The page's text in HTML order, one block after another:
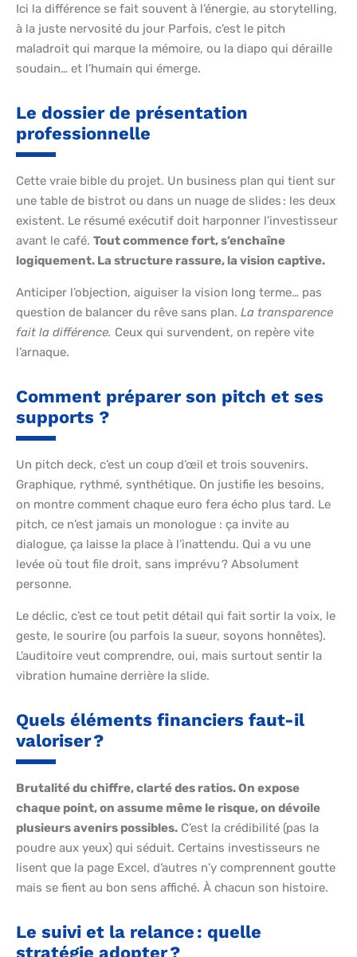
Ici la différence se fait souvent à l’énergie, au storytelling,
à la juste nervosité du jour Parfois, c’est le pitch
maladroit qui marque la mémoire, ou la diapo qui déraille
soudain… et l’humain qui émerge.
Le dossier de présentation
professionnelle
Cette vraie bible du projet. Un business plan qui tient sur
une table de bistrot ou dans un nuage de slides : les deux
existent. Le résumé exécutif doit harponner l’investisseur
avant le café. Tout commence fort, s’enchaîne
logiquement. La structure rassure, la vision captive.
Anticiper l’objection, aiguiser la vision long terme… pas
question de balancer du rêve sans plan. La transparence
fait la différence. Ceux qui survendent, on repère vite
l’arnaque.
Comment préparer son pitch et ses
supports ?
Un pitch deck, c’est un coup d’œil et trois souvenirs.
Graphique, rythmé, synthétique. On justifie les besoins,
on montre comment chaque euro fera écho plus tard. Le
pitch, ce n’est jamais un monologue : ça invite au
dialogue, ça laisse la place à l’inattendu. Qui a vu une
levée où tout file droit, sans imprévu ? Absolument
personne.
Le déclic, c’est ce tout petit détail qui fait sortir la voix, le
geste, le sourire (ou parfois la sueur, soyons honnêtes).
L’auditoire veut comprendre, oui, mais surtout sentir la
vibration humaine derrière la slide.
Quels éléments financiers faut-il
valoriser ?
Brutalité du chiffre, clarté des ratios. On expose
chaque point, on assume même le risque, on dévoile
plusieurs avenirs possibles. C’est la crédibilité (pas la
poudre aux yeux) qui séduit. Certains investisseurs ne
lisent que la page Excel, d’autres n’y comprennent goutte
mais se fient au bon sens affiché. À chacun son histoire.
Le suivi et la relance : quelle
stratégie adopter ?